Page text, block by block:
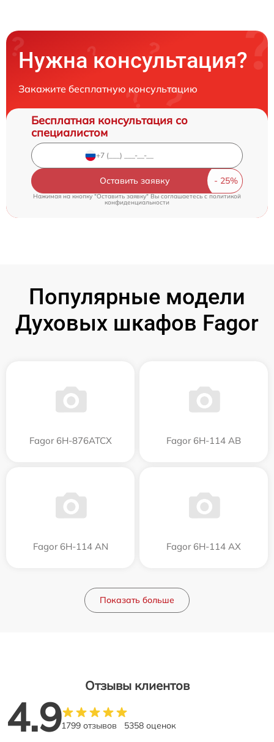
Нужна консультация?
Закажите бесплатную консультацию
Бесплатная консультация со
специалистом
Оставить заявку
Нажимая на кнопку "Оставить заявку" Вы соглашаетесь cполитикой
конфиденциальности
Популярные модели
Духовых шкафов Fagor
Fagor 6H-876ATCX Fagor 6H-114 AB
Fagor 6H-114 AN Fagor 6H-114 AX
Показать больше
Отзывы клиентов
4.91799 отзывов 5358 оценок